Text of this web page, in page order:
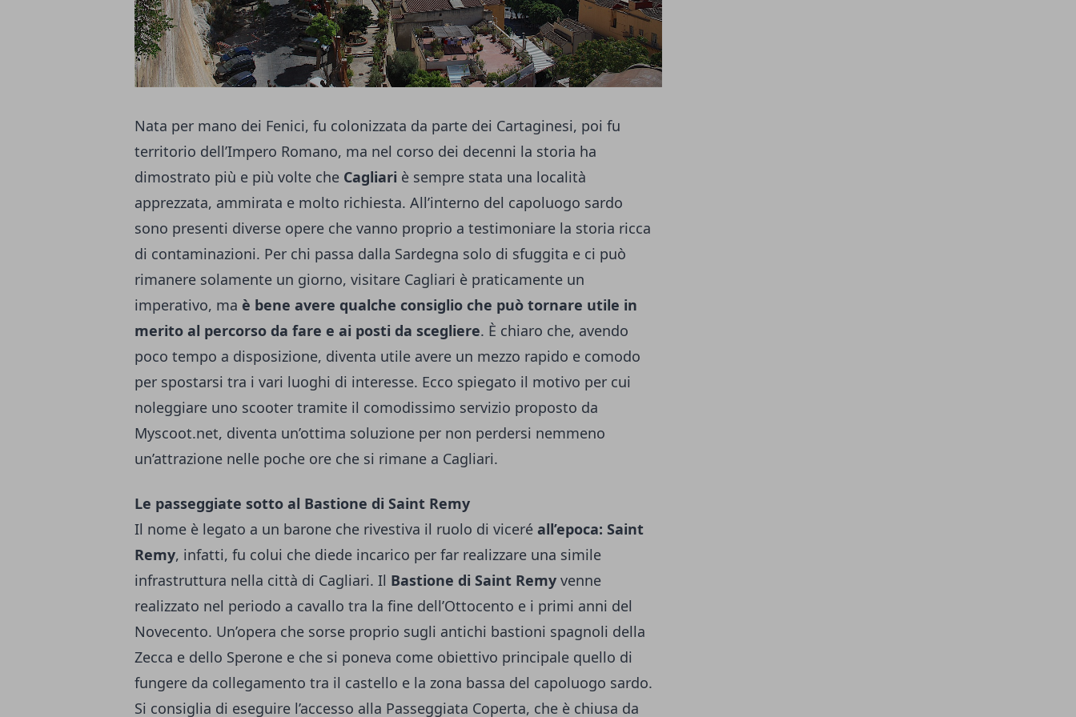
Nata per mano dei Fenici, fu colonizzata da parte dei Cartaginesi, poi fu
territorio dell’Impero Romano, ma nel corso dei decenni la storia ha
dimostrato più e più volte che Cagliari è sempre stata una località
apprezzata, ammirata e molto richiesta. All’interno del capoluogo sardo
sono presenti diverse opere che vanno proprio a testimoniare la storia ricca
di contaminazioni. Per chi passa dalla Sardegna solo di sfuggita e ci può
rimanere solamente un giorno, visitare Cagliari è praticamente un
imperativo, ma è bene avere qualche consiglio che può tornare utile in
merito al percorso da fare e ai posti da scegliere. È chiaro che, avendo
poco tempo a disposizione, diventa utile avere un mezzo rapido e comodo
per spostarsi tra i vari luoghi di interesse. Ecco spiegato il motivo per cui
noleggiare uno scooter tramite il comodissimo servizio proposto da
Myscoot.net, diventa un’ottima soluzione per non perdersi nemmeno
un’attrazione nelle poche ore che si rimane a Cagliari.
Le passeggiate sotto al Bastione di Saint Remy
Il nome è legato a un barone che rivestiva il ruolo di viceré all’epoca: Saint
Remy, infatti, fu colui che diede incarico per far realizzare una simile
infrastruttura nella città di Cagliari. Il Bastione di Saint Remy venne
realizzato nel periodo a cavallo tra la fine dell’Ottocento e i primi anni del
Novecento. Un’opera che sorse proprio sugli antichi bastioni spagnoli della
Zecca e dello Sperone e che si poneva come obiettivo principale quello di
fungere da collegamento tra il castello e la zona bassa del capoluogo sardo.
Si consiglia di eseguire l’accesso alla Passeggiata Coperta, che è chiusa da